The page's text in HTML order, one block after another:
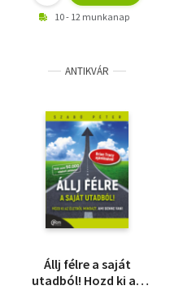
10 - 12 munkanap
ANTIKVÁR
Állj félre a saját
utadból! Hozd ki az